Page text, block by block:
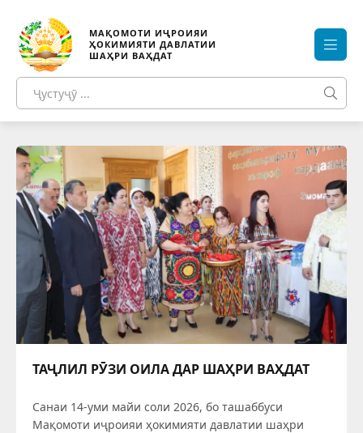
МАҚОМОТИ ИҶРОИЯИ
ҲОКИМИЯТИ ДАВЛАТИИ
ШАҲРИ ВАҲДАТ
ТАҶЛИЛ РӮЗИ ОИЛА ДАР ШАҲРИ ВАҲДАТ
Санаи 14-уми майи соли 2026, бо ташаббуси
Мақомоти иҷроияи ҳокимияти давлатии шаҳри